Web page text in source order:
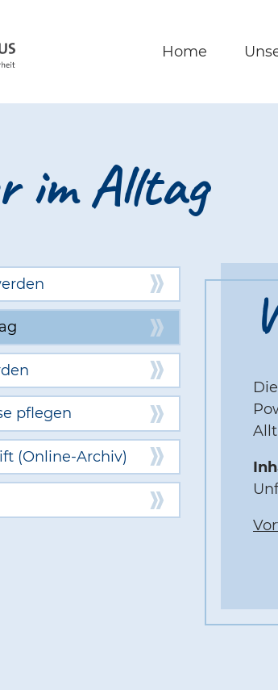
Home
Home
im Alltag
pflegen
(Online-Archiv)